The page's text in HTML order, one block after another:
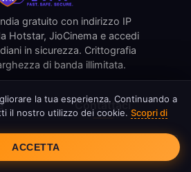
gratuito con indirizzo IP
Hotstar, JioCinema e accedi
in sicurezza. Crittografia
di banda illimitata.
Contattaci
support@freeandroidvpn.com
www.freeandroidvpn.com
la tua esperienza. Continuando a
il nostro utilizzo dei cookie. Scopri di
ACCETTA